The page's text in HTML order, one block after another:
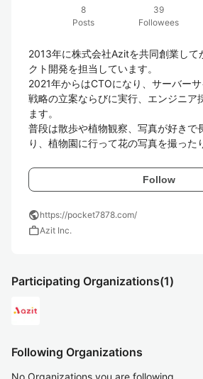
8
Posts
39
Followees
2013年に株式会社Azitを共同創業して
クト開発を担当しています。
2021年からはCTOになり、サーバー
戦略の立案ならびに実行、エンジニア
ます。
普段は散歩や植物観察、写真が好きで
り、植物園に行って花の写真を撮った
Follow
publichttps://pocket7878.com/
workAzit Inc.
Participating Organizations(1)
Following Organizations
No Organizations you are following